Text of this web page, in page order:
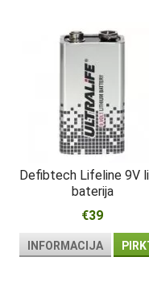
Defibtech Lifeline 9V
baterija
€39
INFORMACIJA